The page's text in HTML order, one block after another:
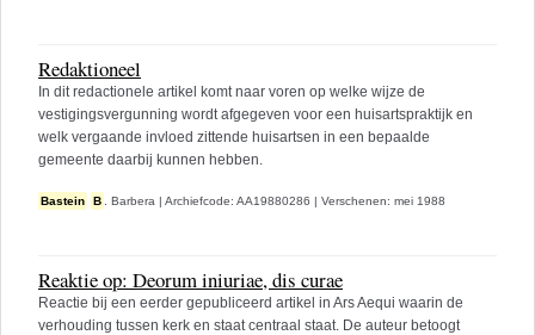
Redaktioneel
In dit redactionele artikel komt naar voren op welke wijze de
vestigingsvergunning wordt afgegeven voor een huisartspraktijk en
welk vergaande invloed zittende huisartsen in een bepaalde
gemeente daarbij kunnen hebben.
Bastein B . Barbera | Archiefcode: AA19880286 | Verschenen: mei 1988
Reaktie op: Deorum iniuriae, dis curae
Reactie bij een eerder gepubliceerd artikel in Ars Aequi waarin de
verhouding tussen kerk en staat centraal staat. De auteur betoogt